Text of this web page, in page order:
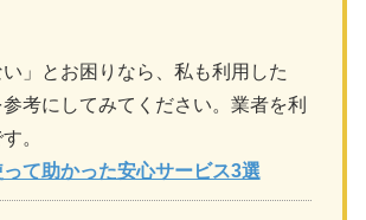
」とお困りなら、私も利用した
考にしてみてください。業者を利
。
て助かった安心サービス3選